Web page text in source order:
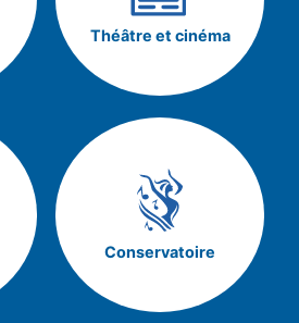
Théâtre et cinéma
Conservatoire